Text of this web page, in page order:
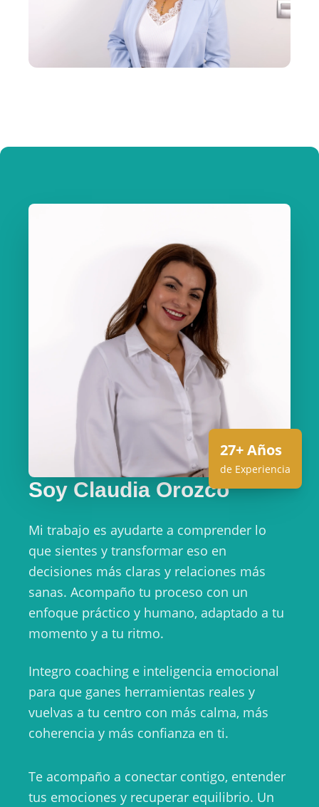
27+ Años
de Experiencia
Soy Claudia Orozco
Mi trabajo es ayudarte a comprender lo
que sientes y transformar eso en
decisiones más claras y relaciones más
sanas. Acompaño tu proceso con un
enfoque práctico y humano, adaptado a tu
momento y a tu ritmo.
Integro coaching e inteligencia emocional
para que ganes herramientas reales y
vuelvas a tu centro con más calma, más
coherencia y más confianza en ti.
Te acompaño a conectar contigo, entender
tus emociones y recuperar equilibrio. Un